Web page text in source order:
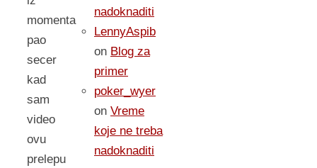
momenta
pao
secer
kad
sam
video
ovu
prelepu
nadoknaditi
LennyAspib
on Blog za
primer
poker_wyer
on Vreme
koje ne treba
nadoknaditi